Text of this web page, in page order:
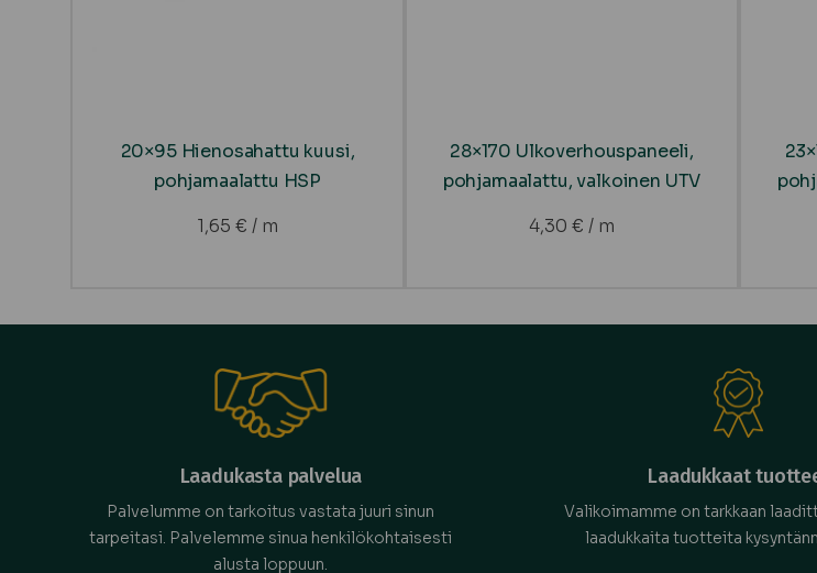
20×95 Hienosahattu kuusi,
pohjamaalattu HSP
1,65 € / m
28×170 Ulkoverhouspaneeli,
pohjamaalattu, valkoinen UTV
4,30 € / m
Laadukasta palvelua
Palvelumme on tarkoitus vastata juuri sinun
tarpeitasi. Palvelemme sinua henkilökohtaisesti
alusta loppuun.
Laadukkaat
Valikoimamme on tarkkaan
laadukkaita tuotteita